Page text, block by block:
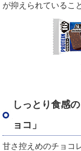
が抑えられているこ
しっとり食感
ョコ」
甘さ控えめのチョコ